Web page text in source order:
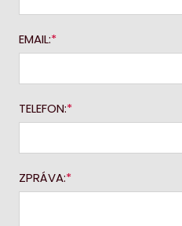
EMAIL:
TELEFON:
ZPRÁVA: